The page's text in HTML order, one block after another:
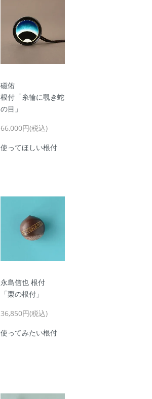
磁佑
根付「糸輪に覗き蛇
の目」
66,000円(税込)
使ってほしい根付
永島信也 根付
「栗の根付」
36,850円(税込)
使ってみたい根付